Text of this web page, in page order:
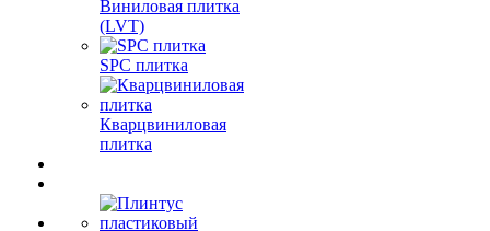
Виниловая плитка
(LVT)
SPC плитка
Кварцвиниловая
плитка